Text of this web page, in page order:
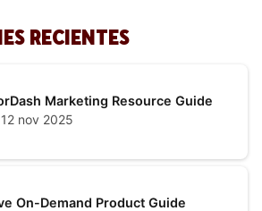
RECIENTES
Marketing Resource Guide
12 nov 2025
On-Demand Product Guide